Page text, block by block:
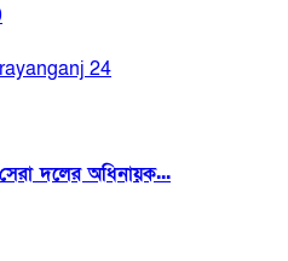
24
দলের অধিনায়ক...